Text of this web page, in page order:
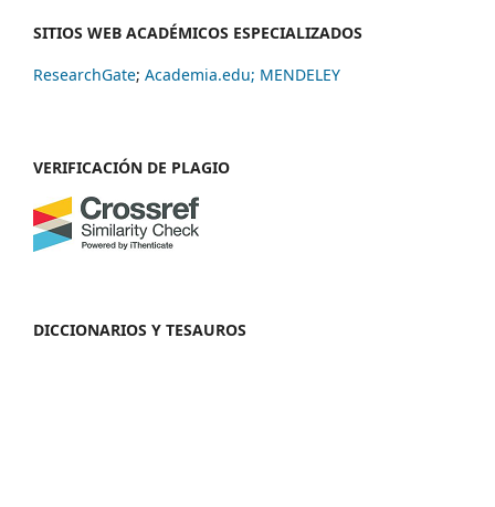
SITIOS WEB ACADÉMICOS ESPECIALIZADOS
ResearchGate; Academia.edu; MENDELEY
VERIFICACIÓN DE PLAGIO
DICCIONARIOS Y TESAUROS